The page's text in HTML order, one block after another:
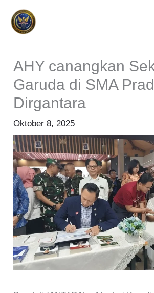
Lewati
AHY canangkan
Garuda di SMA
Dirgantara
Oktober 8, 2025